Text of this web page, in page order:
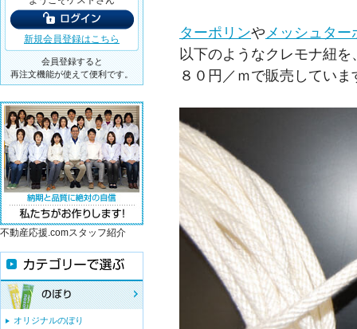
ターポリンや メッシュター
以下のようなクレモナ紐を
８０円／ｍで販売していま
新規会員登録はこちら
会員登録すると
再注文機能が使えて便利です。
不動産応援.comスタッフ紹介
オリジナルのぼり